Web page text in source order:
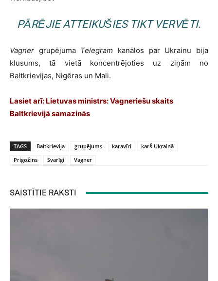
PĀRĒJIE ATTEIKUŠIES TIKT VERVĒTI.
Vagner grupējuma Telegram kanālos par Ukrainu bija
klusums, tā vietā koncentrējoties uz ziņām no
Baltkrievijas, Nigēras un Mali.
Lasiet arī: Lietuvas ministrs: Vagneriešu skaits
Baltkrievijā samazinās
TAGS Baltkrievija grupējums karavīri
karš Ukrainā
Prigožins
Svarīgi Vagner
SAISTĪTIE RAKSTI